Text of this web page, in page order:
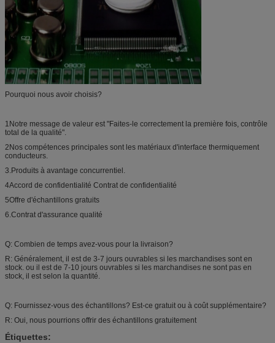
Pourquoi nous avoir choisis?
1Notre message de valeur est "Faites-le correctement la première fois, contrôle
total de la qualité".
2Nos compétences principales sont les matériaux d'interface thermiquement
conducteurs.
3.Produits à avantage concurrentiel.
4Accord de confidentialité Contrat de confidentialité
5Offre d'échantillons gratuits
6.Contrat d'assurance qualité
Q: Combien de temps avez-vous pour la livraison?
R: Généralement, il est de 3-7 jours ouvrables si les marchandises sont en
stock. ou il est de 7-10 jours ouvrables si les marchandises ne sont pas en
stock, il est selon la quantité.
Q: Fournissez-vous des échantillons? Est-ce gratuit ou à coût supplémentaire?
R: Oui, nous pourrions offrir des échantillons gratuitement
Étiquettes: